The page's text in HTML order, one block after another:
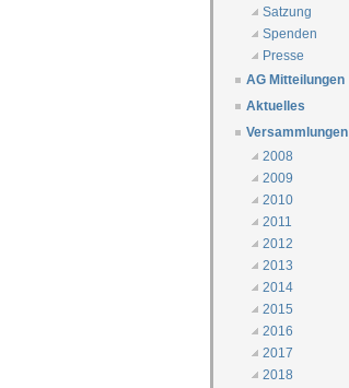
Satzung
Spenden
Presse
AG Mitteilungen
Aktuelles
Versammlungen
2008
2009
2010
2011
2012
2013
2014
2015
2016
2017
2018